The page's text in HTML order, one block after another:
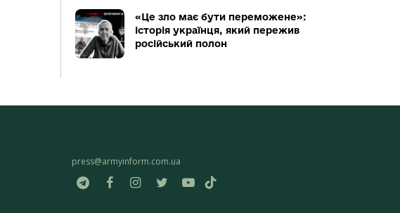
«Це зло має бути переможене»:
історія українця, який пережив
російський полон
press@armyinform.com.ua